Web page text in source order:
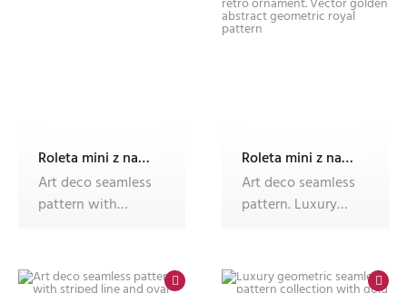
Roleta mini z nadrukiem
Art deco seamless
pattern with
Roleta mini z nadrukiem
Art deco seamless
pattern. Luxury